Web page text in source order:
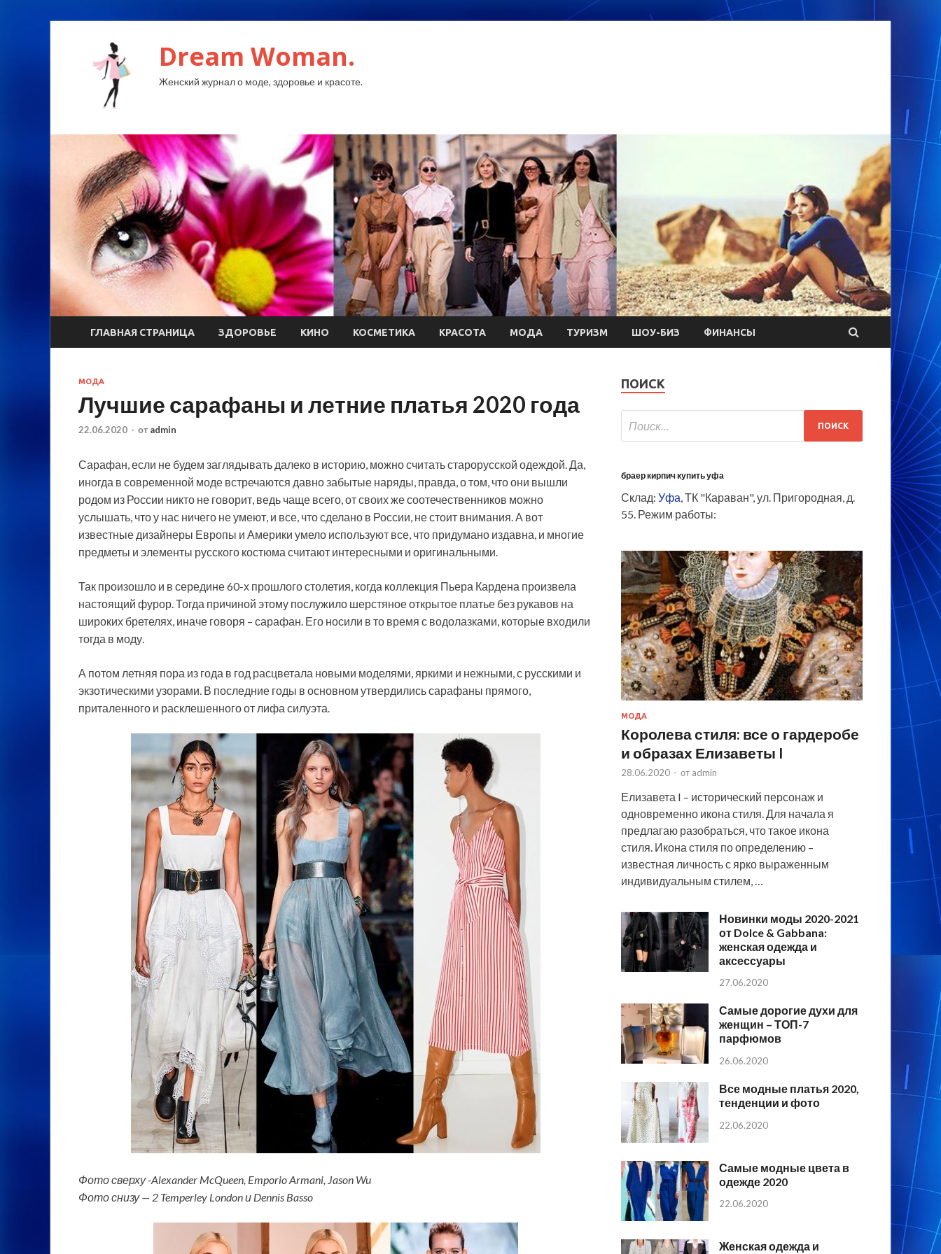
Dream Woman.
Женский журнал о моде, здоровье и красоте.
ГЛАВНАЯ СТРАНИЦА ЗДОРОВЬЕ КИНО КОСМЕТИКА КРАСОТА МОДА ТУРИЗМ ШОУ-БИЗ ФИНАНСЫ
МОДА
Лучшие сарафаны и летние платья 2020 года
22.06.2020 - от admin
Сарафан, если не будем заглядывать далеко в историю, можно считать старорусской одеждой. Да,
иногда в современной моде встречаются давно забытые наряды, правда, о том, что они вышли
родом из России никто не говорит, ведь чаще всего, от своих же соотечественников можно
услышать, что у нас ничего не умеют, и все, что сделано в России, не стоит внимания. А вот
известные дизайнеры Европы и Америки умело используют все, что придумано издавна, и многие
предметы и элементы русского костюма считают интересными и оригинальными.
Так произошло и в середине 60-х прошлого столетия, когда коллекция Пьера Кардена произвела
настоящий фурор. Тогда причиной этому послужило шерстяное открытое платье без рукавов на
широких бретелях, иначе говоря – сарафан. Его носили в то время с водолазками, которые входили
тогда в моду.
А потом летняя пора из года в год расцветала новыми моделями, яркими и нежными, с русскими и
экзотическими узорами. В последние годы в основном утвердились сарафаны прямого,
приталенного и расклешенного от лифа силуэта.
Фото сверху -Alexander McQueen, Emporio Armani, Jason Wu
Фото снизу — 2 Temperley London и Dennis Basso
ПОИСК
браер кирпич купить уфа
Склад:Уфа, ТК "Караван", ул. Пригородная, д.
55. Режим работы:
МОДА
Королева стиля: все о гардеробе
и образах Елизаветы I
28.06.2020 - от admin
Елизавета I – исторический персонаж и
одновременно икона стиля. Для начала я
предлагаю разобраться, что такое икона
стиля. Икона стиля по определению –
известная личность с ярко выраженным
индивидуальным стилем, …
Новинки моды 2020-2021
от Dolce & Gabbana:
женская одежда и
аксессуары
27.06.2020
Самые дорогие духи для
женщин – ТОП-7
парфюмов
26.06.2020
Все модные платья 2020,
тенденции и фото
22.06.2020
Самые модные цвета в
одежде 2020
22.06.2020
Женская одежда и